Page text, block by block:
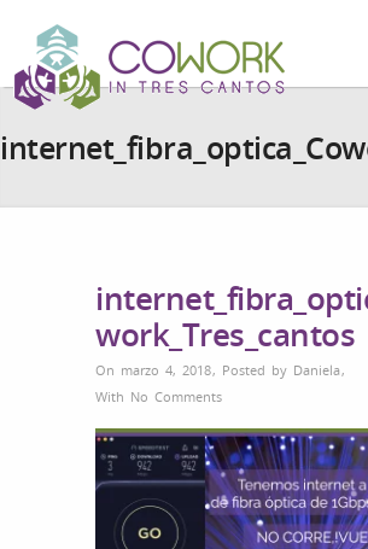
work_Tres_cantos
On marzo 4, 2018, Posted by Daniela,
With No Comments